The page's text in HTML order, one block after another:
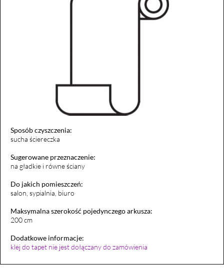
Sposób czyszczenia:
sucha ściereczka
Sugerowane przeznaczenie:
na gładkie i równe ściany
Do jakich pomieszczeń:
salon, sypialnia, biuro
Maksymalna szerokość pojedynczego arkusza:
200 cm
Dodatkowe informacje:
klej do tapet nie jest dołączany do zamówienia